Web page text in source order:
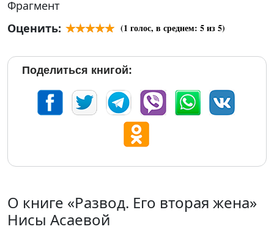
Фрагмент
Оценить:
(1 голос, в среднем: 5из 5)
Поделиться книгой:
О книге «Развод. Его вторая жена»
Нисы Асаевой